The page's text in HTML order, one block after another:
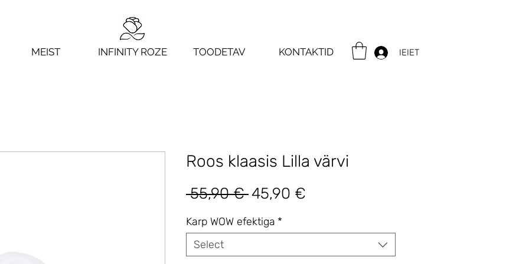
MEIST INFINITY ROZE TOODETAV KONTAKTID IEIET
Roos klaasis Lilla värvi
55,90 € Regular
45,90 €
Karp WOW efektiga *
Select